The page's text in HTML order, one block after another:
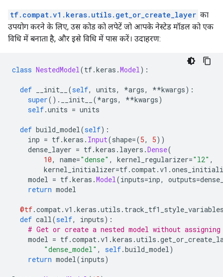
tf.compat.v1.keras.utils.get_or_create_layer का
उपयोग करने के लिए, उस कोड को लपेटें जो आपके नेस्टेड मॉडल को एक
विधि में बनाता है, और इसे विधि में पास करें। उदाहरण:
class NestedModel(tf.keras .Model):
def __init__ (self, units, *args, **kwargs):
super(). __init__ (*args, **kwargs)
self.units = units
def build_model(self):
inp = tf.keras . Input(shape=(5, 5))
dense_layer = tf.keras . layers .Dense(
10, name="dense" , kernel_regularizer="l2" ,
kernel_initializer=tf.compat.v1 .
model = tf.keras .Model(inputs=inp, outputs=
return model
@tf.compat.v1 .keras .utils .
def call(self, inputs):
# Get or create a nested model without
model = tf.compat.v1 .keras .utils .
"dense_model" , self.build_model)
return model(inputs)